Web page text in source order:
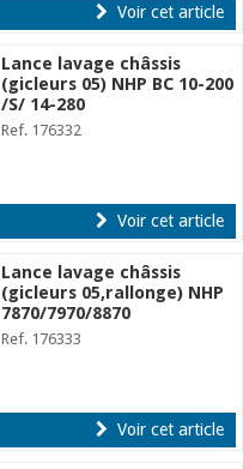
Voir cet article
Lance lavage châssis
(gicleurs 05) NHP BC 10-200
/S/ 14-280
Ref. 176332
Voir cet article
Lance lavage châssis
(gicleurs 05,rallonge) NHP
7870/7970/8870
Ref. 176333
Voir cet article